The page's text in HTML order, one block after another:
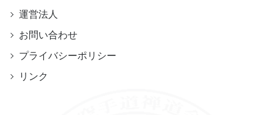
運営法人
お問い合わせ
プライバシーポリシー
リンク